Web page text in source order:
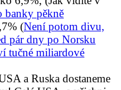
banky pěkně
(Není potom divu,
pár dny po Norsku
tučné miliardové
a Ruska dostaneme